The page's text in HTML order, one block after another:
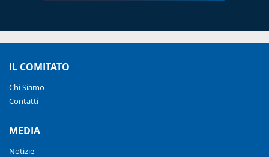
IL COMITATO
Chi Siamo
Contatti
MEDIA
Notizie